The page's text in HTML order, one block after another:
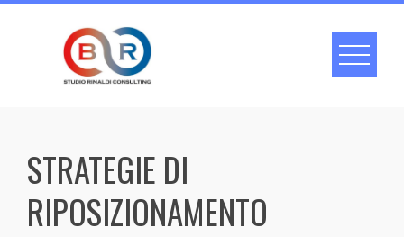
Skip
STRATEGIE DI
RIPOSIZIONAMENTO